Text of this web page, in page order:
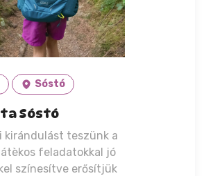
Sóstó
Sóstó
kirándulást teszünk a
feladatokkal jó
színesítve erősítjük